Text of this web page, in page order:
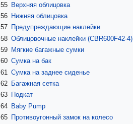
55 Верхняя облицовка
56 Нижняя облицовка
57 Предупреждающие наклейки
58 Облицовочные наклейки (CBR600F42-4)
59 Мягкие багажные сумки
60 Сумка на бак
61 Сумка на заднее сиденье
62 Багажная сетка
63 Подкат
64 Baby Pump
65 Противоугонный замок на колесо